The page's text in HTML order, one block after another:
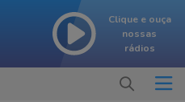
Clique e ouça
nossas
rádios